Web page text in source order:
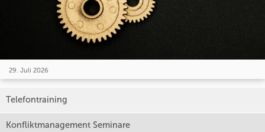
29. Juli 2026
Telefontraining
Konfliktmanagement Seminare